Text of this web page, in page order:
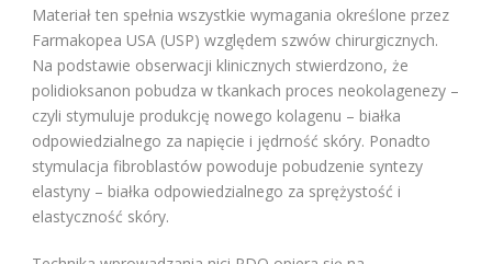
Materiał ten spełnia wszystkie wymagania określone przez
Farmakopea USA (USP) względem szwów chirurgicznych.
Na podstawie obserwacji klinicznych stwierdzono, że
polidioksanon pobudza w tkankach proces neokolagenezy –
czyli stymuluje produkcję nowego kolagenu – białka
odpowiedzialnego za napięcie i jędrność skóry. Ponadto
stymulacja fibroblastów powoduje pobudzenie syntezy
elastyny – białka odpowiedzialnego za sprężystość i
elastyczność skóry.